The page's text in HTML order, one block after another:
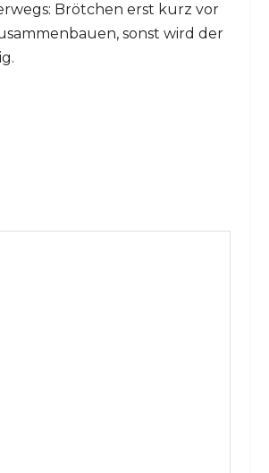
Brötchen erst kurz vor
sonst wird der